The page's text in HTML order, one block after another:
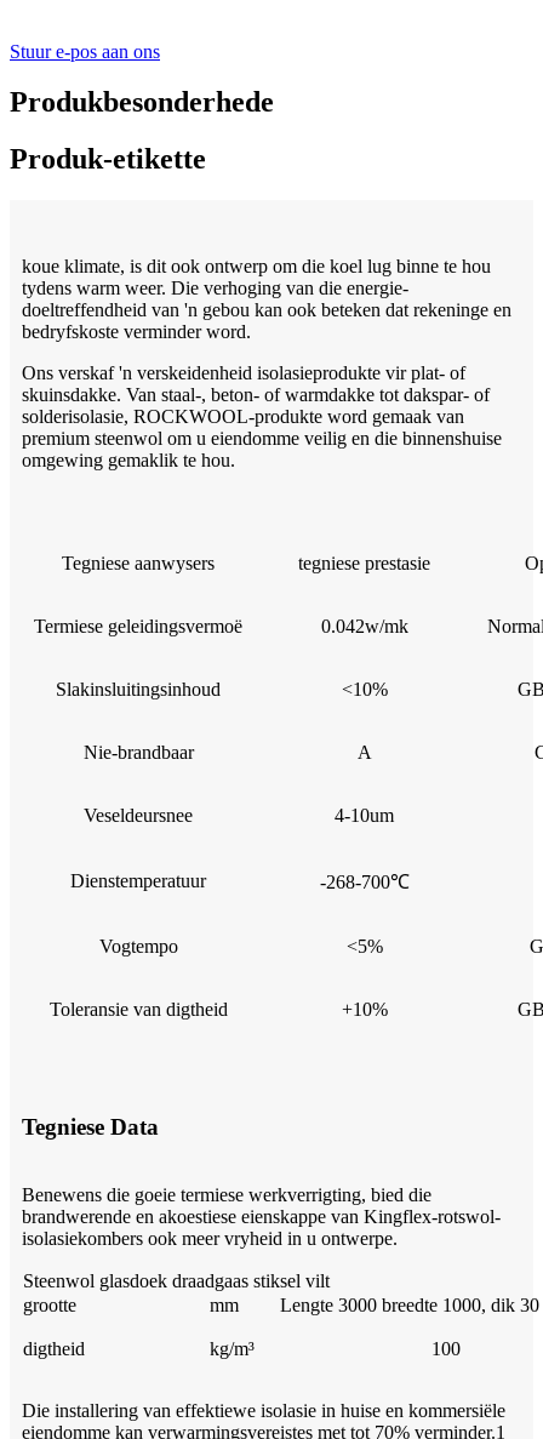
Stuur e-pos aan ons
Produkbesonderhede
Produk-etikette
koue klimate, is dit ook ontwerp om die koel lug binne te hou
tydens warm weer. Die verhoging van die energie-
doeltreffendheid van 'n gebou kan ook beteken dat rekeninge en
bedryfskoste verminder word.
Ons verskaf 'n verskeidenheid isolasieprodukte vir plat- of
skuinsdakke. Van staal-, beton- of warmdakke tot dakspar- of
solderisolasie, ROCKWOOL-produkte word gemaak van
premium steenwol om u eiendomme veilig en die binnenshuise
omgewing gemaklik te hou.
Tegniese aanwysers tegniese prestasie
Termiese geleidingsvermoë 0.042w/mk
Slakinsluitingsinhoud <10%
Nie-brandbaar A
Veseldeursnee 4-10um
Dienstemperatuur -268-700℃
Vogtempo <5%
Toleransie van digtheid +10%
Tegniese Data
Benewens die goeie termiese werkverrigting, bied die
brandwerende en akoestiese eienskappe van Kingflex-rotswol-
isolasiekombers ook meer vryheid in u ontwerpe.
Steenwol glasdoek draadgaas stiksel vilt
grootte
mm Lengte 3000 breedte 1000, dik 30
digtheid kg/m³ 100
Die installering van effektiewe isolasie in huise en kommersiële
eiendomme kan verwarmingsvereistes met tot 70% verminder.1